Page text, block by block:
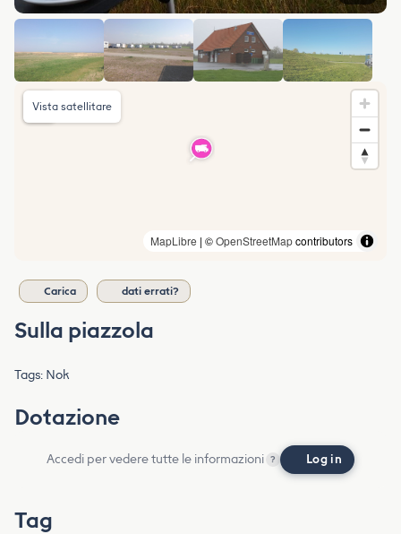
MapLibre | ©OpenStreetMapcontributors
Vista satellitare
Carica dati errati?
Sulla piazzola
Tags: Nok
Dotazione
Accedi per vedere tutte le informazioni ? Log in
Tag